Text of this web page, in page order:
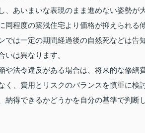
、あいまいな表現のまま進めない姿勢が
程度の築浅住宅より価格が抑えられる
では一定の期間経過後の自然死などは告
いは異なります。
や法令違反がある場合は、将来的な修繕
く、費用とリスクのバランスを慎重に検
納得できるかどうかを自分の基準で判断